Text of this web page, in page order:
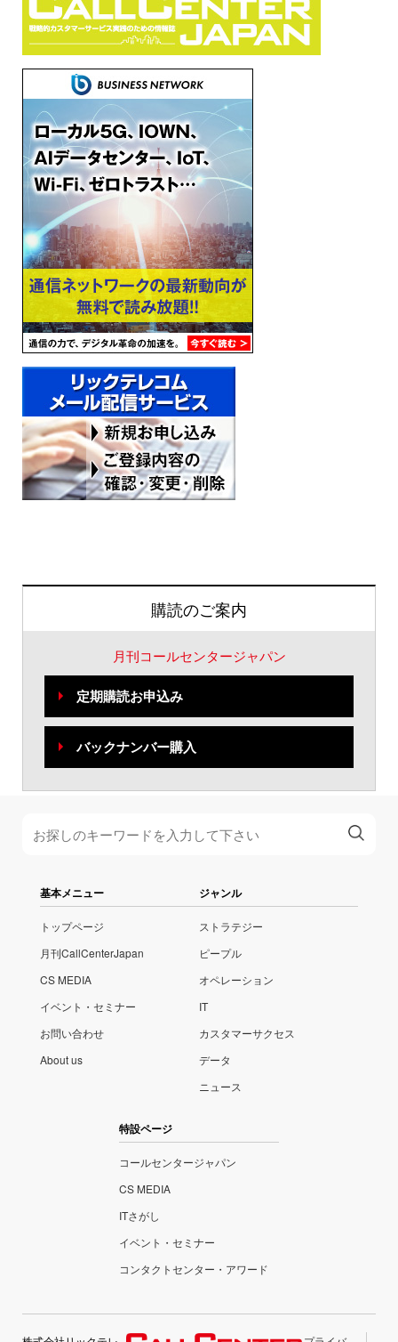
購読のご案内
月刊コールセンタージャパン
定期購読お申込み
バックナンバー購入
基本メニュー
トップページ
月刊CallCenterJapan
CS MEDIA
イベント・セミナー
お問い合わせ
About us
ジャンル
ストラテジー
ピープル
オペレーション
IT
カスタマーサクセス
データ
ニュース
特設ページ
コールセンタージャパン
CS MEDIA
ITさがし
イベント・セミナー
コンタクトセンター・アワード